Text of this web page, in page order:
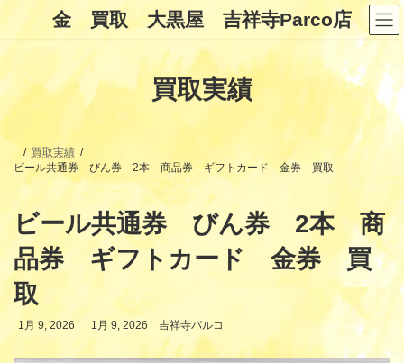
ン
キ
ッ
ー
に
移
金 買取 大黒屋 吉祥寺Parco店
買取実績
買取実績
ビール共通券 びん券 2本 商品券 ギフトカード 金券 買取
ビール共通券 びん券 2本 商
品券 ギフトカード 金券 買
取
1月 9, 2026
最
1月 9, 2026 吉祥寺パルコ